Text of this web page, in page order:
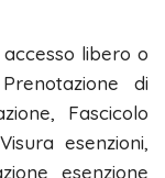
libero o
di
Fascicolo
esenzioni,
esenzione